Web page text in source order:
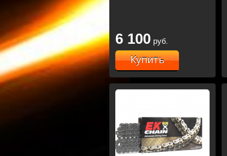
6 100 руб.
Купить